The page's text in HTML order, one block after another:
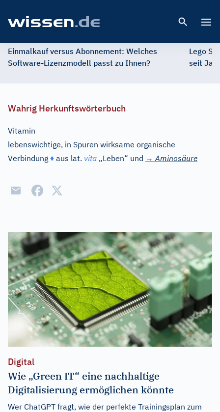
Einmalkauf versus Abonnement: Welches
Software-Lizenzmodell passt zu Ihnen?
Lego
seit
Wahrig Herkunftswörterbuch
Vitamin
lebenswichtige, in Spuren wirksame organische
Verbindung ♦ aus lat. vita „Leben“ und →Aminosäure
Digital
Wie „Green IT“ eine nachhaltige
Digitalisierung ermöglichen könnte
Wer ChatGPT fragt, wie der perfekte Trainingsplan zum